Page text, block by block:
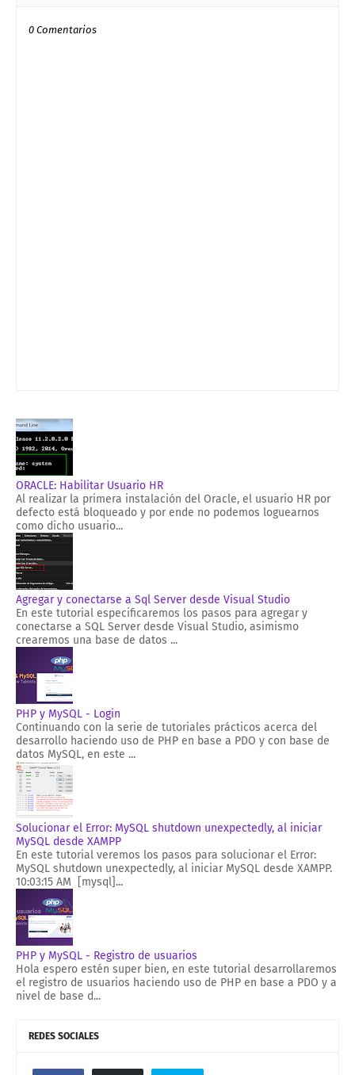
0 Comentarios
ORACLE: Habilitar Usuario HR
Al realizar la primera instalación del Oracle, el usuario HR por
defecto está bloqueado y por ende no podemos loguearnos
como dicho usuario...
Agregar y conectarse a Sql Server desde Visual Studio
En este tutorial especificaremos los pasos para agregar y
conectarse a SQL Server desde Visual Studio, asimismo
crearemos una base de datos ...
PHP y MySQL - Login
Continuando con la serie de tutoriales prácticos acerca del
desarrollo haciendo uso de PHP en base a PDO y con base de
datos MySQL, en este ...
Solucionar el Error: MySQL shutdown unexpectedly, al iniciar
MySQL desde XAMPP
En este tutorial veremos los pasos para solucionar el Error:
MySQL shutdown unexpectedly, al iniciar MySQL desde XAMPP.
10:03:15 AM [mysql]...
PHP y MySQL - Registro de usuarios
Hola espero estén super bien, en este tutorial desarrollaremos
el registro de usuarios haciendo uso de PHP en base a PDO y a
nivel de base d...
REDES SOCIALES